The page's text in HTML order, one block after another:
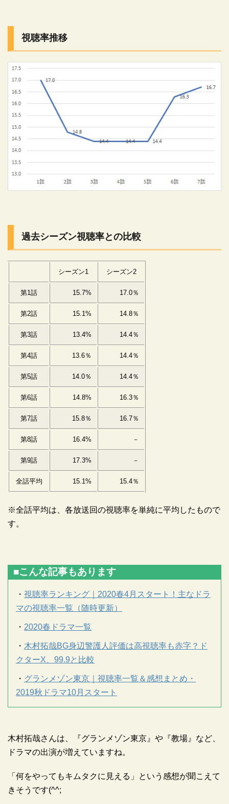
視聴率推移
過去シーズン視聴率との比較
シーズン1 シーズン2
第1話 15.7% 17.0％
第2話 15.1% 14.8％
第3話 13.4% 14.4％
第4話 13.6％ 14.4％
第5話 14.0％ 14.4％
第6話 14.8% 16.3％
第7話 15.8％ 16.7％
第8話 16.4% －
第9話 17.3% －
全話平均 15.1% 15.4％
※全話平均は、各放送回の視聴率を単純に平均したもので
す。
■こんな記事もあります
・ 視聴率ランキング｜2020春4月スタート！主なドラ
マの視聴率一覧（随時更新）
・ 2020春ドラマ一覧
・ 木村拓哉BG身辺警護人評価は高視聴率も赤字？ド
クターX、99.9と比較
・ グランメゾン東京｜視聴率一覧＆感想まとめ・
2019秋ドラマ10月スタート
木村拓哉さんは、『グランメゾン東京』や『教場』など、
ドラマの出演が増えていますね。
「何をやってもキムタクに見える」という感想が聞こえて
きそうです(^^;